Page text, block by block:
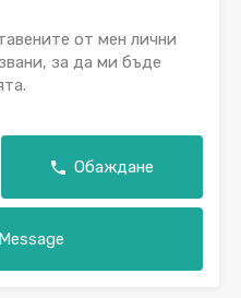
от мен лични
за да ми бъде
Обаждане